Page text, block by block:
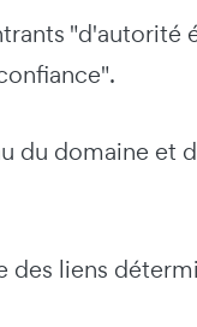
du domaine et
des liens